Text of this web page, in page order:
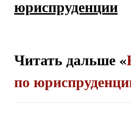
юриспруденции
Читать дальше «
по